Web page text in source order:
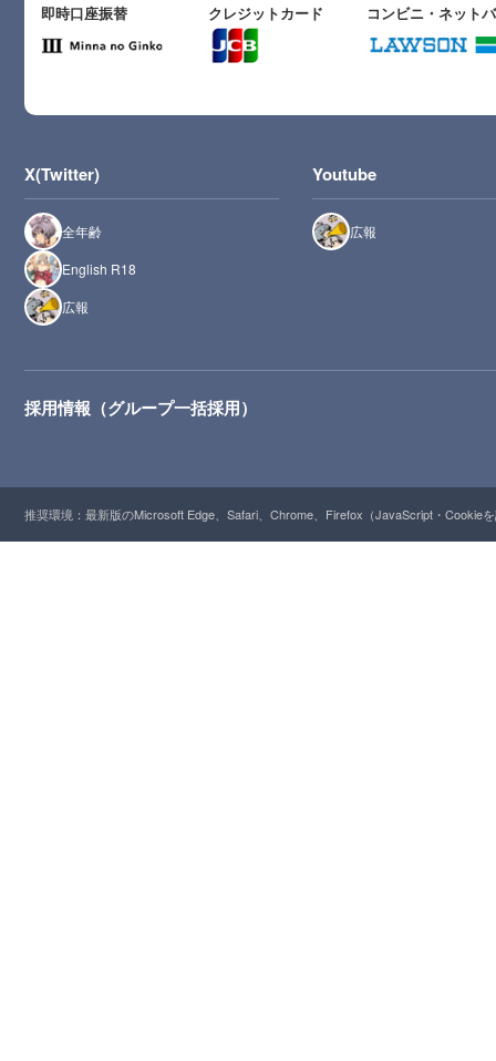
即時口座振替 クレジットカード コンビニ・ネット
X(Twitter)
全年齢
English R18
広報
Youtube
広報
採用情報（グループ一括採用）
推奨環境：最新版のMicrosoft Edge、Safari、Chrome、Firefox（JavaScript・Cookie